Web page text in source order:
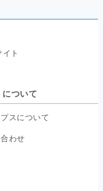
ト
ついて
スについて
わせ